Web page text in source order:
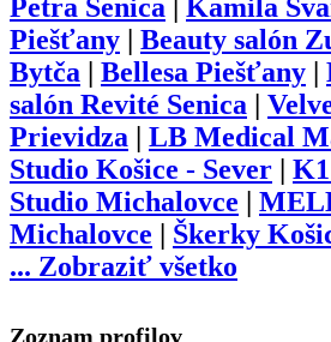
Petra Senica
Kamila
Piešťany
Beauty salón
Bytča
Bellesa Piešťany
salón Revité Senica
Prievidza
LB Medical
Studio Košice - Sever
Studio Michalovce
Michalovce
Škerky
... Zobraziť všetko
Zoznam profilov